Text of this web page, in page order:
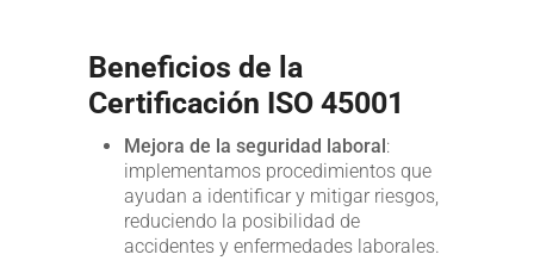
Beneficios de la
Certificación ISO 45001
Mejora de la seguridad laboral:
implementamos procedimientos que
ayudan a identificar y mitigar riesgos,
reduciendo la posibilidad de
accidentes y enfermedades laborales.